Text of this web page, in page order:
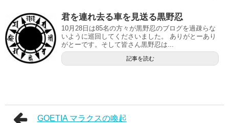
君を連れ去る車を見送る黒野忍
10月28日は85名の方々が黒野忍のブログを過疎らな
いように巡回してくださいました。 ありがとーあり
がとーです。そして皆さん黒野忍は...
記事を読む
GOETIA マラクスの喚起